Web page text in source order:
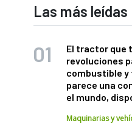
Las más leídas
El tractor que
revoluciones
combustible y
parece una
el mundo,
Maquinarias y